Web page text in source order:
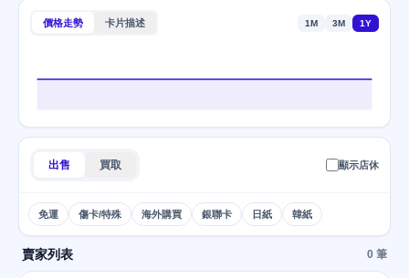
價格走勢 卡片描述 1M 3M 1Y
出售 買取 顯示店休
免運 傷卡/特殊 海外購買 銀聯卡 日紙 韓紙
賣家列表 0 筆